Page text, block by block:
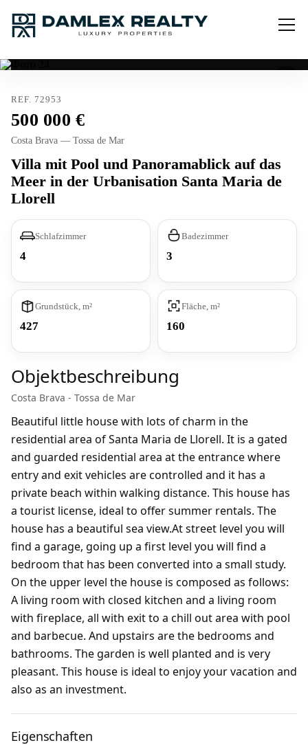
REF. 72953
500 000
Costa Brava — Tossa de Mar
Villa mit Pool und Panoramablick auf das
Meer in der Urbanisation Santa Maria de
Llorell
Schlafzimmer
4
Badezimmer
3
Grundstück, m²
427
Fläche, m²
160
Objektbeschreibung
Costa Brava - Tossa de Mar
Beautiful little house with lots of charm in the
residential area of Santa Maria de Llorell. It is a gated
and guarded residential area at the entrance where
entry and exit vehicles are controlled and it has a
private beach within walking distance. This house has
a tourist license, ideal to offer summer rentals. The
house has a beautiful sea view.At street level you will
find a garage, going up a first level you will find a
bedroom that has been converted into a small study.
On the upper level the house is composed as follows:
A living room with closed kitchen and a living room
with fireplace, all with exit to a chill out area with pool
and barbecue. And upstairs are the bedrooms and
bathrooms. The garden is well planted and is very
pleasant. This house is ideal to enjoy your vacation and
also as an investment.
Eigenschaften